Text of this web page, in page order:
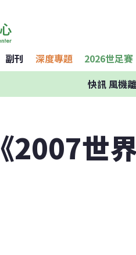
副刊 深度專題 2026世足賽
快訊風機
《2007世